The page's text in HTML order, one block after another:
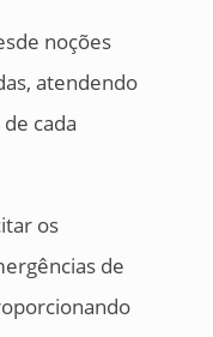
noções
atendendo
cada
os
de